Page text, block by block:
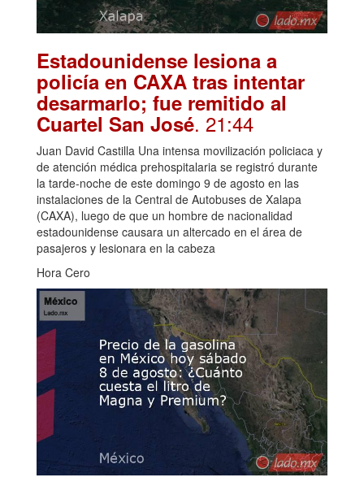
Estadounidense lesiona a
policía en CAXA tras intentar
desarmarlo; fue remitido al
Cuartel San José. 21:44
Juan David Castilla Una intensa movilización policiaca y
de atención médica prehospitalaria se registró durante
la tarde-noche de este domingo 9 de agosto en las
instalaciones de la Central de Autobuses de Xalapa
(CAXA), luego de que un hombre de nacionalidad
estadounidense causara un altercado en el área de
pasajeros y lesionara en la cabeza
Hora Cero